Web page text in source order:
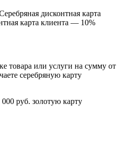
дисконтная карта
карта клиента — 10%
товара или услуги на сумму от
серебряную карту
руб. золотую карту